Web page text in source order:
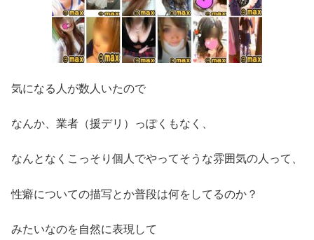
気になる人が数人いたので
なんか、業者（援デリ）っぽくもなく、
なんとなくこっそり個人でやってそうな雰囲気の人って、
性癖についての描写とか普段は何をしてるのか？
みたいなのを自然に表現して